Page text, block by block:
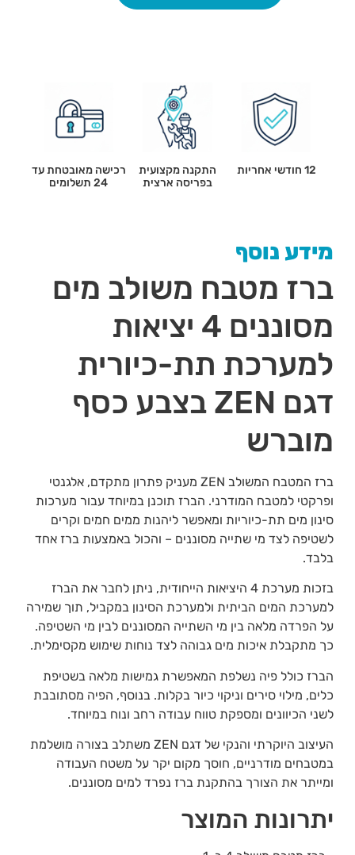
12 חודשי אחריות
התקנה מקצועית
בפריסה ארצית
רכישה מאובטחת עד
24 תשלומים
מידע נוסף
ברז מטבח משולב מים
מסוננים 4 יציאות
למערכת תת-כיורית
דגם ZEN בצבע כסף
מוברש
ברז המטבח המשולב ZEN מעניק פתרון מתקדם, אלגנטי
ופרקטי למטבח המודרני. הברז תוכנן במיוחד עבור מערכות
סינון מים תת-כיוריות ומאפשר ליהנות ממים חמים וקרים
לשטיפה לצד מי שתייה מסוננים – והכול באמצעות ברז אחד
בלבד.
בזכות מערכת 4 היציאות הייחודית, ניתן לחבר את הברז
למערכת המים הביתית ולמערכת הסינון במקביל, תוך שמירה
על הפרדה מלאה בין מי השתייה המסוננים לבין מי השטיפה.
כך מתקבלת איכות מים גבוהה לצד נוחות שימוש מקסימלית.
הברז כולל פיה נשלפת המאפשרת גמישות מלאה בשטיפת
כלים, מילוי סירים וניקוי כיור בקלות. בנוסף, הפיה מסתובבת
לשני הכיוונים ומספקת טווח עבודה רחב ונוח במיוחד.
העיצוב היוקרתי והנקי של דגם ZEN משתלב בצורה מושלמת
במטבחים מודרניים, חוסך מקום יקר על משטח העבודה
ומייתר את הצורך בהתקנת ברז נפרד למים מסוננים.
יתרונות המוצר